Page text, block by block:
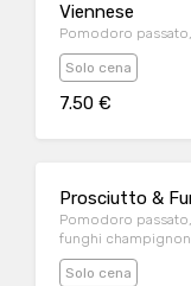
Viennese
Pomodoro
Solo cena
7.50 €
Prosciutto &
Pomodoro
funghi champignon
Solo cena